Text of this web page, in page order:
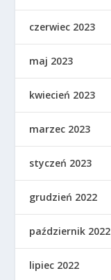
czerwiec 2023
maj 2023
kwiecień 2023
marzec 2023
styczeń 2023
grudzień 2022
październik 2022
lipiec 2022